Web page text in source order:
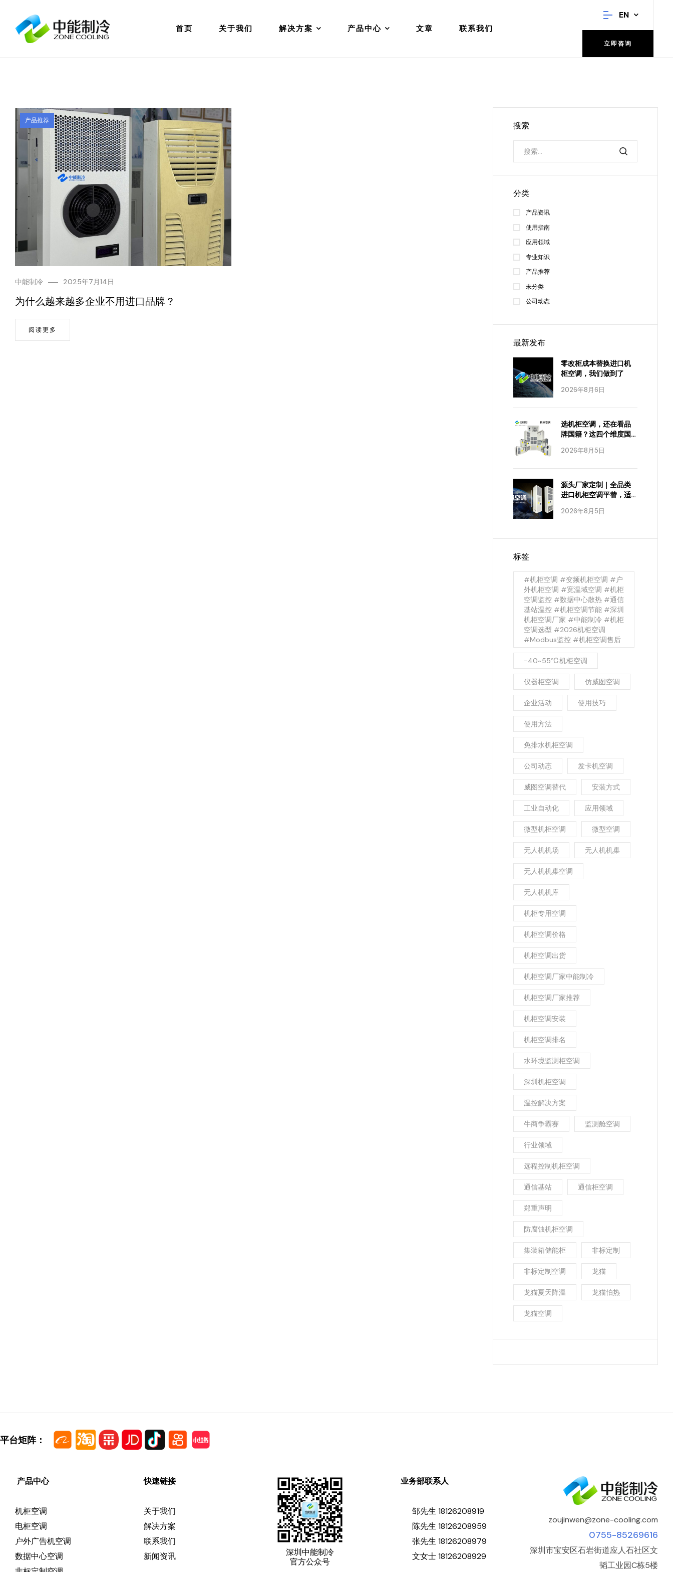
首页 关于我们 解决方案 产品中心 文章 联系我们
EN
立即咨询
产品推荐
中能制冷 2025年7月14日
为什么越来越多企业不用进口品牌？
阅读更多
搜索
分类
产品资讯
使用指南
应用领域
专业知识
产品推荐
未分类
公司动态
最新发布
2026年8月6日
零改柜成本替换进口机
柜空调，我们做到了
2026年8月5日
选机柜空调，还在看品
牌国籍？这四个维度国
2026年8月5日
源头厂家定制｜全品类
进口机柜空调平替，适
标签
#机柜空调 #变频机柜空调 #户
外机柜空调 #宽温域空调 #机柜
空调监控 #数据中心散热 #通信
基站温控 #机柜空调节能 #深圳
机柜空调厂家 #中能制冷 #机柜
空调选型 #2026机柜空调
#Modbus监控 #机柜空调售后
-40~55℃机柜空调
仪器柜空调 仿威图空调
企业活动 使用技巧
使用方法
免排水机柜空调
公司动态 发卡机空调
威图空调替代 安装方式
工业自动化 应用领域
微型机柜空调 微型空调
无人机机场 无人机机巢
无人机机巢空调
无人机机库
机柜专用空调
机柜空调价格
机柜空调出货
机柜空调厂家中能制冷
机柜空调厂家推荐
机柜空调安装
机柜空调排名
水环境监测柜空调
深圳机柜空调
温控解决方案
牛商争霸赛 监测舱空调
行业领域
远程控制机柜空调
通信基站 通信柜空调
郑重声明
防腐蚀机柜空调
集装箱储能柜 非标定制
非标定制空调 龙猫
龙猫夏天降温 龙猫怕热
龙猫空调
平台矩阵：
产品中心
机柜空调
电柜空调
户外广告机空调
数据中心空调
快速链接
关于我们
解决方案
联系我们
新闻资讯
深圳中能制冷
官方公众号
业务部联系人
邹先生 18126208919
陈先生 18126208959
张先生 18126208979
文女士 18126208929
zoujinwen@zone-cooling.com
0755-85269616
深圳市宝安区石岩街道应人石社区文
韬工业园C栋5楼